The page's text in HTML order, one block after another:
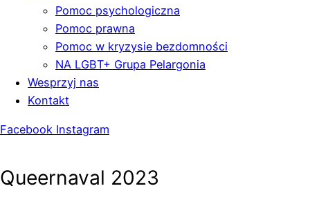
Pomoc psychologiczna
Pomoc prawna
Pomoc w kryzysie bezdomności
NA LGBT+ Grupa Pelargonia
Wesprzyj nas
Kontakt
Facebook Instagram
Queernaval 2023